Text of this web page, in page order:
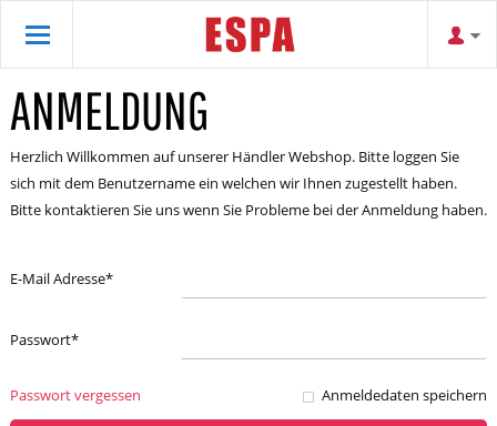
ANMELDUNG
Herzlich Willkommen auf unserer Händler Webshop. Bitte loggen Sie
sich mit dem Benutzername ein welchen wir Ihnen zugestellt haben.
Bitte kontaktieren Sie uns wenn Sie Probleme bei der Anmeldung haben.
E-Mail Adresse*
Passwort*
Passwort vergessen Anmeldedaten speichern